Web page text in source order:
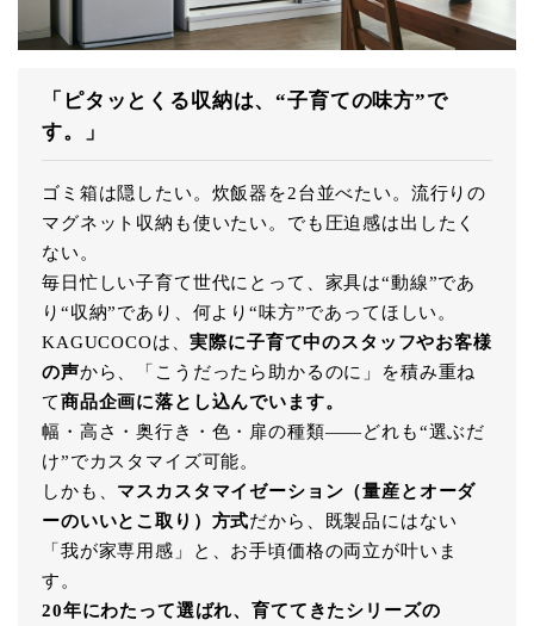
「ピタッとくる収納は、“子育ての味方”で
す。」
ゴミ箱は隠したい。炊飯器を2台並べたい。流行りの
マグネット収納も使いたい。でも圧迫感は出したく
ない。
毎日忙しい子育て世代にとって、家具は“動線”であ
り“収納”であり、何より“味方”であってほしい。
KAGUCOCOは、実際に子育て中のスタッフやお客様
の声から、「こうだったら助かるのに」を積み重ね
て商品企画に落とし込んでいます。
幅・高さ・奥行き・色・扉の種類――どれも“選ぶだ
け”でカスタマイズ可能。
しかも、 マスカスタマイゼーション（量産とオーダ
ーのいいとこ取り）方式だから、既製品にはない
「我が家専用感」と、お手頃価格の両立が叶いま
す。
20年にわたって選ばれ、育ててきたシリーズの